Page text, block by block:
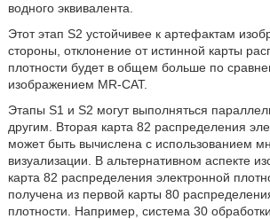
водного эквивалента.
Этот этап S2 устойчивее к артефактам
стороны, отклонение от истинной карты
плотности будет в общем больше по
изображением MR-CAT.
Этапы S1 и S2 могут выполняться
другим. Вторая карта 82 распределения
может быть вычислена с использованием
визуализации. В альтернативном аспекте
карта 82 распределения электронной
получена из первой карты 80
плотности. Например, система 30